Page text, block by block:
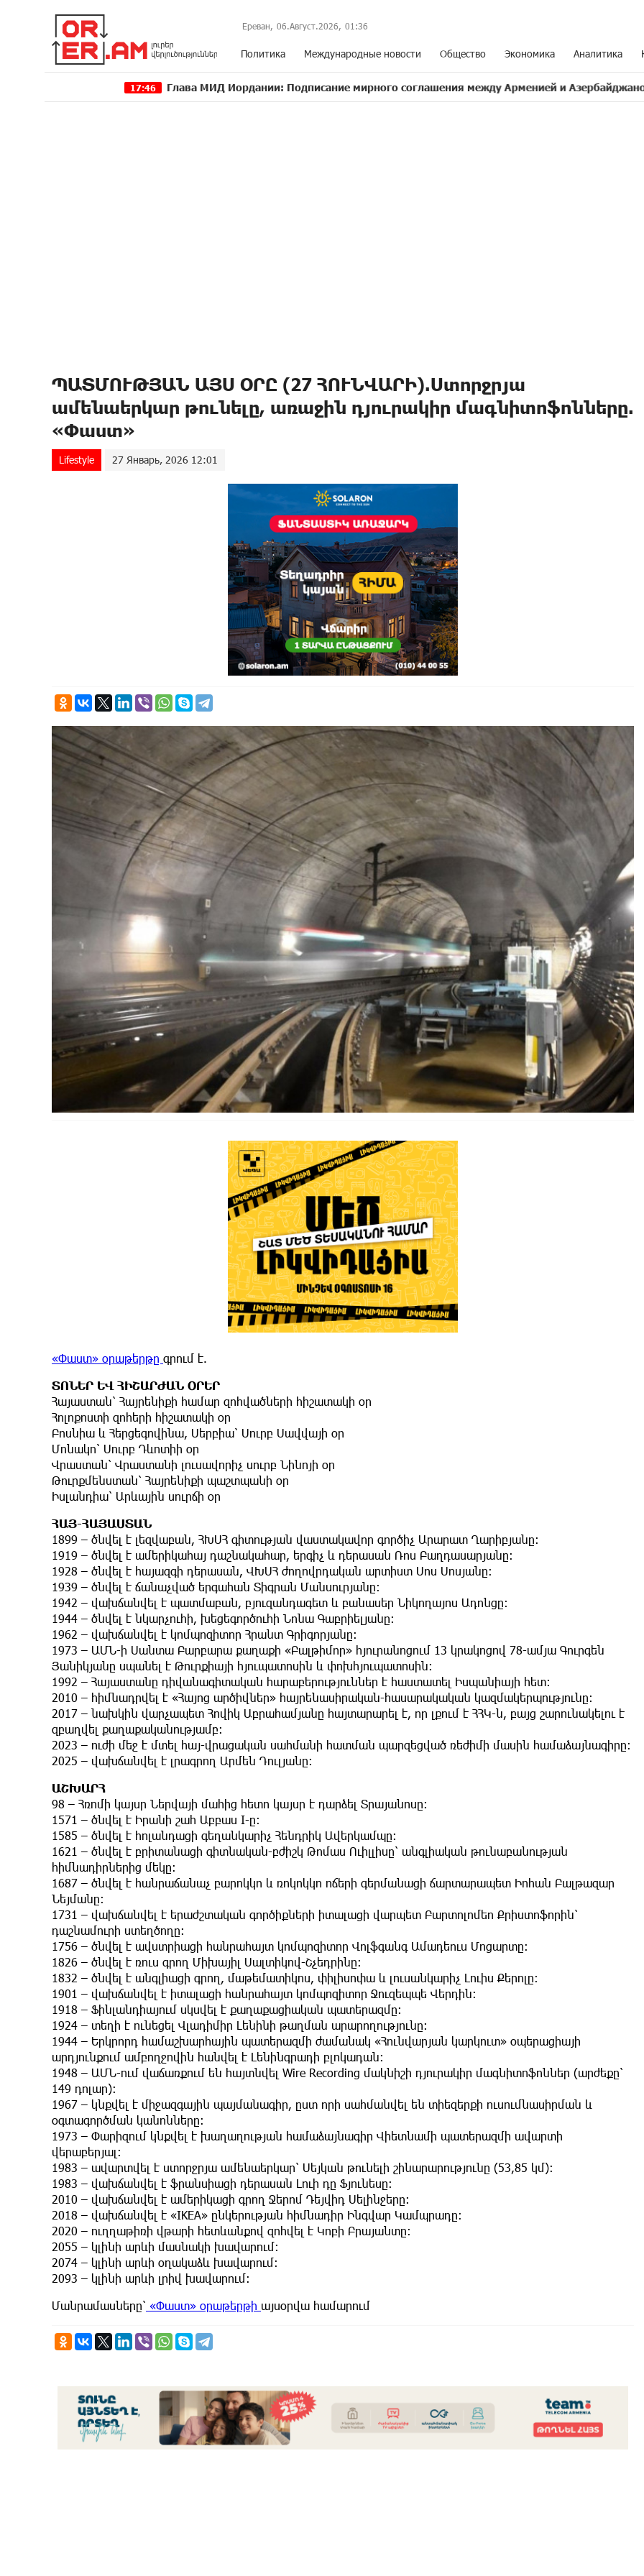
Ереван, 06.Август.2026, 01 :36
Политика Международные новости Общество Экономика Аналитика
Глава МИД Иордании: Подписание мирного соглашения между Арменией и Азербайджаном близко
ՊԱՏՄՈՒԹՅԱՆ ԱՅՍ ՕՐԸ (27 ՀՈՒՆՎԱՐԻ).Ստորջրյա
ամենաերկար թունելը, առաջին դյուրակիր մագնիտոֆոնները.
«Փաստ»
Lifestyle 27 Январь, 2026 12:01
«Փաստ» օրաթերթը գրում է.
ՏՈՆԵՐ ԵՎ ՀԻՇԱՐԺԱՆ ՕՐԵՐ
Հայաստան՝ Հայրենիքի համար զոհվածների հիշատակի օր
Հոլոքոստի զոհերի հիշատակի օր
Բոսնիա և Հերցեգովինա, Սերբիա՝ Սուրբ Սավվայի օր
Մոնակո՝ Սուրբ Դևոտիի օր
Վրաստան՝ Վրաստանի լուսավորիչ սուրբ Նինոյի օր
Թուրքմենստան՝ Հայրենիքի պաշտպանի օր
Իսլանդիա՝ Արևային սուրճի օր
ՀԱՅ-ՀԱՅԱՍՏԱՆ
1899 – ծնվել է լեզվաբան, ՀԽՍՀ գիտության վաստակավոր գործիչ Արարատ Ղարիբյանը։
1919 – ծնվել է ամերիկահայ դաշնակահար, երգիչ և դերասան Ռոս Բաղդասարյանը։
1928 – ծնվել է հայազգի դերասան, ՎԽՍՀ ժողովրդական արտիստ Սոս Սոսյանը։
1939 – ծնվել է ճանաչված երգահան Տիգրան Մանսուրյանը։
1942 – վախճանվել է պատմաբան, բյուզանդագետ և բանասեր Նիկողայոս Ադոնցը։
1944 – ծնվել է նկարչուհի, խեցեգործուհի Նոնա Գաբրիելյանը։
1962 – վախճանվել է կոմպոզիտոր Հրանտ Գրիգորյանը։
1973 – ԱՄՆ-ի Սանտա Բարբարա քաղաքի «Բալթիմոր» հյուրանոցում 13 կրակոցով 78-ամյա Գուրգեն
Յանիկյանը սպանել է Թուրքիայի հյուպատոսին և փոխհյուպատոսին։
1992 – Հայաստանը դիվանագիտական հարաբերություններ է հաստատել Իսպանիայի հետ։
2010 – հիմնադրվել է «Հայոց արծիվներ» հայրենասիրական-հասարակական կազմակերպությունը։
2017 – նախկին վարչապետ Հովիկ Աբրահամյանը հայտարարել է, որ լքում է ՀՀԿ-ն, բայց շարունակելու է
զբաղվել քաղաքականությամբ։
2023 – ուժի մեջ է մտել հայ-վրացական սահմանի հատման պարզեցված ռեժիմի մասին համաձայնագիրը։
2025 – վախճանվել է լրագրող Արմեն Դուլյանը։
ԱՇԽԱՐՀ
98 – Հռոմի կայսր Ներվայի մահից հետո կայսր է դարձել Տրայանոսը։
1571 – ծնվել է Իրանի շահ Աբբաս I-ը։
1585 – ծնվել է հոլանդացի գեղանկարիչ Հենդրիկ Ավերկամպը։
1621 – ծնվել է բրիտանացի գիտնական-բժիշկ Թոմաս Ուիլլիսը՝ անգլիական թունաբանության
հիմնադիրներից մեկը։
1687 – ծնվել է հանրաճանաչ բարոկկո և ռոկոկկո ոճերի գերմանացի ճարտարապետ Իոհան Բալթազար
Նեյմանը։
1731 – վախճանվել է երաժշտական գործիքների իտալացի վարպետ Բարտոլոմեո Քրիստոֆորին՝
դաշնամուրի ստեղծողը։
1756 – ծնվել է ավստրիացի հանրահայտ կոմպոզիտոր Վոլֆգանգ Ամադեուս Մոցարտը։
1826 – ծնվել է ռուս գրող Միխայիլ Սալտիկով-Շչեդրինը։
1832 – ծնվել է անգլիացի գրող, մաթեմատիկոս, փիլիսոփա և լուսանկարիչ Լուիս Քերոլը։
1901 – վախճանվել է իտալացի հանրահայտ կոմպոզիտոր Ջուզեպպե Վերդին։
1918 – Ֆինլանդիայում սկսվել է քաղաքացիական պատերազմը։
1924 – տեղի է ունեցել Վլադիմիր Լենինի թաղման արարողությունը։
1944 – Երկրորդ համաշխարհային պատերազմի ժամանակ «Հունվարյան կարկուտ» օպերացիայի
արդյունքում ամբողջովին հանվել է Լենինգրադի բլոկադան։
1948 – ԱՄՆ-ում վաճառքում են հայտնվել Wire Recording մակնիշի դյուրակիր մագնիտոֆոններ (արժեքը՝
149 դոլար)։
1967 – կնքվել է միջազգային պայմանագիր, ըստ որի սահմանվել են տիեզերքի ուսումնասիրման և
օգտագործման կանոնները։
1973 – Փարիզում կնքվել է խաղաղության համաձայնագիր Վիետնամի պատերազմի ավարտի
վերաբերյալ։
1983 – ավարտվել է ստորջրյա ամենաերկար՝ Սեյկան թունելի շինարարությունը (53,85 կմ)։
1983 – վախճանվել է ֆրանսիացի դերասան Լուի դը Ֆյունեսը։
2010 – վախճանվել է ամերիկացի գրող Ջերոմ Դեյվիդ Սելինջերը։
2018 – վախճանվել է «IKEA» ընկերության հիմնադիր Ինգվար Կամպրադը։
2020 – ուղղաթիռի վթարի հետևանքով զոհվել է Կոբի Բրայանտը։
2055 – կլինի արևի մասնակի խավարում։
2074 – կլինի արևի օղակաձև խավարում։
2093 – կլինի արևի լրիվ խավարում։
Մանրամասները՝ «Փաստ» օրաթերթի այսօրվա համարում